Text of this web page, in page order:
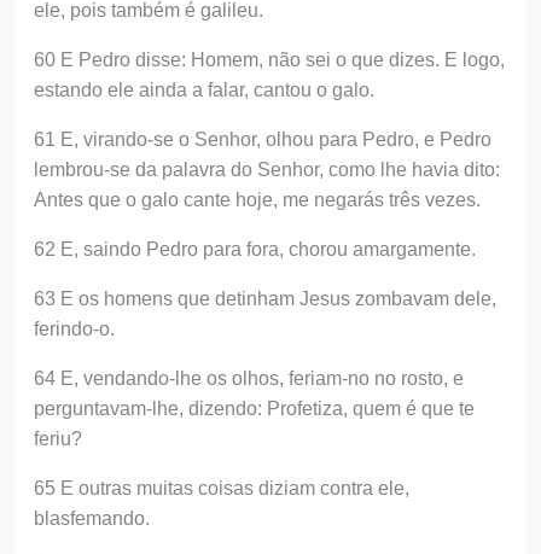
ele, pois também é galileu.
60 E Pedro disse: Homem, não sei o que dizes. E logo,
estando ele ainda a falar, cantou o galo.
61 E, virando-se o Senhor, olhou para Pedro, e Pedro
lembrou-se da palavra do Senhor, como lhe havia dito:
Antes que o galo cante hoje, me negarás três vezes.
62 E, saindo Pedro para fora, chorou amargamente.
63 E os homens que detinham Jesus zombavam dele,
ferindo-o.
64 E, vendando-lhe os olhos, feriam-no no rosto, e
perguntavam-lhe, dizendo: Profetiza, quem é que te
feriu?
65 E outras muitas coisas diziam contra ele,
blasfemando.